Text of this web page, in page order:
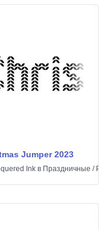
Jumper 2023
Ink в Праздничные /